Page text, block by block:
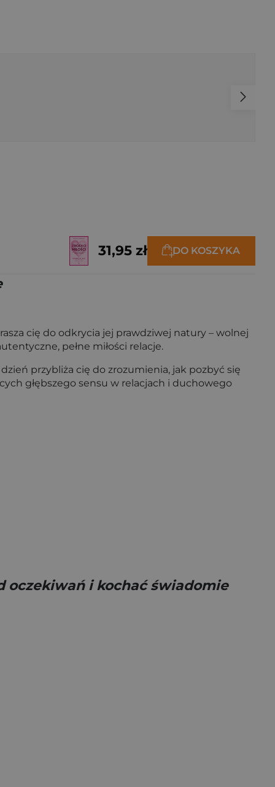
31,95 zł DO KOSZYKA
cię do odkrycia jej prawdziwej natury – wolnej
pełne miłości relacje.
przybliża cię do zrozumienia, jak pozbyć się
głębszego sensu w relacjach i duchowego
oczekiwań i kochać świadomie